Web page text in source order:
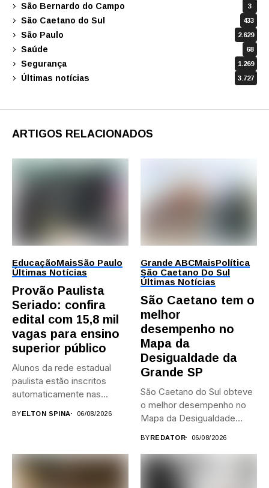
São Bernardo do Campo 3
São Caetano do Sul 433
São Paulo 2.629
Saúde 68
Segurança 1.269
Últimas notícias 3.727
ARTIGOS RELACIONADOS
EducaçãoMaisSão Paulo
Últimas Notícias
Provão Paulista
Seriado: confira
edital com 15,8 mil
vagas para ensino
superior público
Alunos da rede estadual
paulista estão inscritos
automaticamente nas
BYELTON SPINA 06/08/2026
Grande ABCMaisPolítica
São Caetano Do Sul
Últimas Notícias
São Caetano tem o
melhor
desempenho no
Mapa da
Desigualdade da
Grande SP
São Caetano do Sul obteve
o melhor desempenho no
Mapa da Desigualdade...
BYREDATOR 06/08/2026